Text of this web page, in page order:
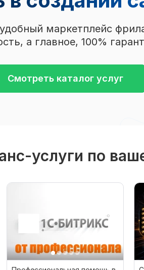
маркетплейс
а главное, 100%
Смотреть каталог услуг
услуги по